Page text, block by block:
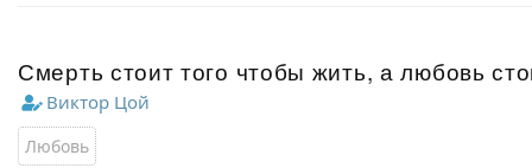
Смерть стоит того чтобы жить, а любовь
Виктор Цой
Любовь